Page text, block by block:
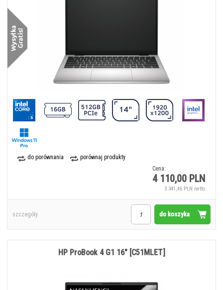
do porównania
porównaj produkty
Cena:
4 110,00 PLN
3 341,46 PLN netto
do koszyka
szczegóły
HP ProBook 4 G1 16" [C51MLET]